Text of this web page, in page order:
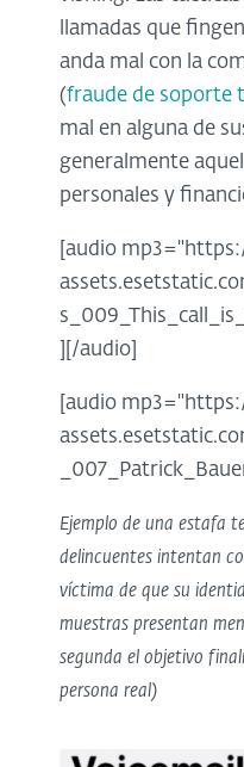
llamadas que
anda mal con la
(fraude de soporte
mal en alguna de
generalmente
personales y
[audio
][/audio]
[audio
Ejemplo de una estafa
delincuentes intentan
víctima de que su
muestras presentan
segunda el objetivo
persona real)